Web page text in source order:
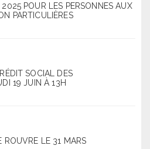
POUR LES PERSONNES AUX
PARTICULIÈRES
SOCIAL DES
19 JUIN À 13H
ROUVRE LE 31 MARS